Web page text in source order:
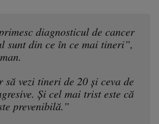
diagnosticul de cancer
sunt din ce în ce mai tineri”,
să vezi tineri de 20 și ceva de
Și cel mai trist este că
prevenibilă.”